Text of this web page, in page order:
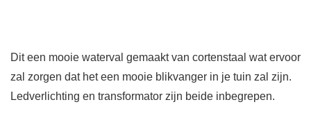
Dit een mooie waterval gemaakt van cortenstaal wat ervoor
zal zorgen dat het een mooie blikvanger in je tuin zal zijn.
Ledverlichting en transformator zijn beide inbegrepen.